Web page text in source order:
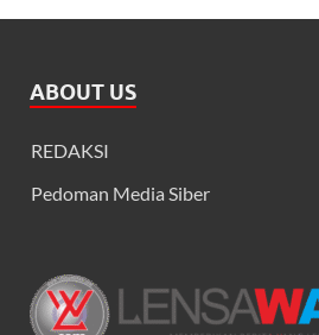
ABOUT US
REDAKSI
Pedoman Media Siber